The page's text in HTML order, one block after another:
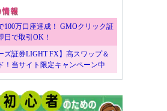
100万口座達成！ GMOクリック証
日で取引OK！
ズ証券LIGHT FX】高スワップ＆
！当サイト限定キャンペーン中